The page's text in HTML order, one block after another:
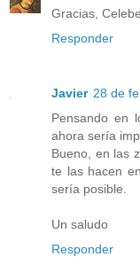
Gracias,
Responder
Javier 28 de
Pensando en
ahora sería
Bueno, en las
te las hacen
sería posible.
Un saludo
Responder